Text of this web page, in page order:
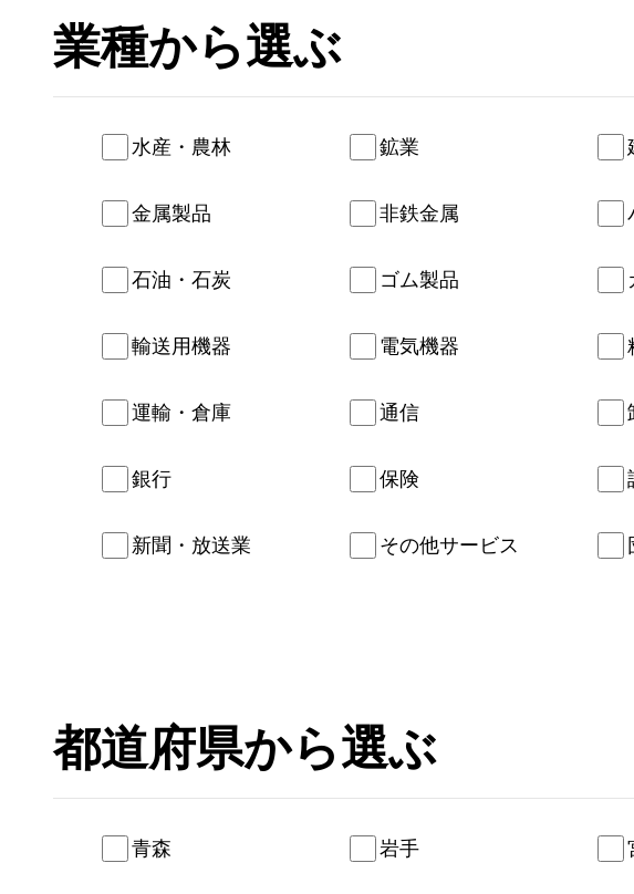
業種
水産・農林 鉱業
金属製品 非鉄金属
石油・石炭 ゴム製品
輸送用機器 電気機器
運輸・倉庫 通信
銀行 保険
新聞・放送業 その他サービス
都道府県
青森 岩手